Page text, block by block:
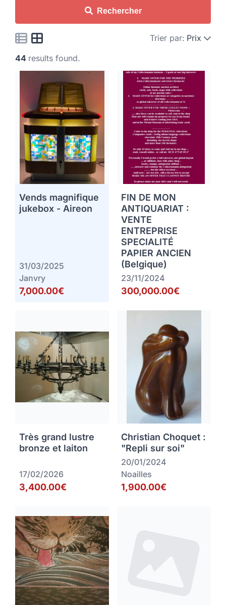
Rechercher
Trier par: Prix
44 results found.
Vends magnifique
jukebox - Aireon
31/03/2025
Janvry
7,000.00€
FIN DE MON
ANTIQUARIAT :
VENTE
ENTREPRISE
SPECIALITÉ
PAPIER ANCIEN
(Belgique)
23/11/2024
300,000.00€
Très grand lustre
bronze et laiton
17/02/2026
3,400.00€
Christian Choquet :
"Repli sur soi"
20/01/2024
Noailles
1,900.00€